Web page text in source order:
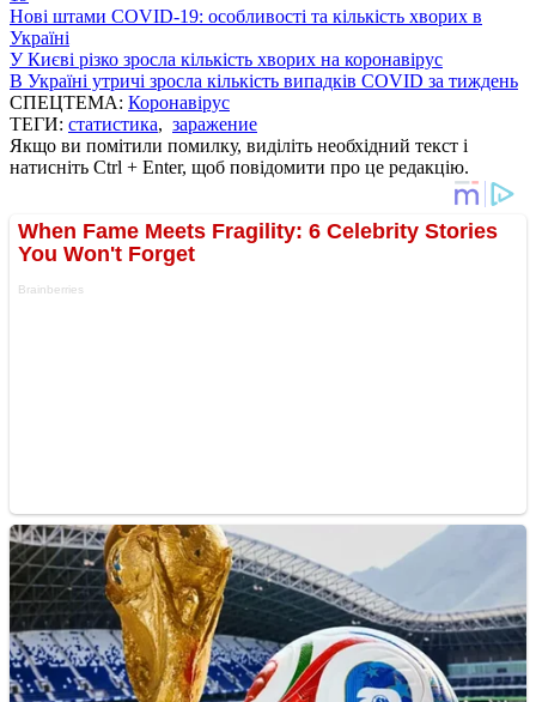
Нові штами COVID-19: особливості та кількість хворих в
Україні
У Києві різко зросла кількість хворих на коронавірус
В Україні утричі зросла кількість випадків COVID за тиждень
СПЕЦТЕМА: Коронавірус
ТЕГИ: статистика, заражение
Якщо ви помітили помилку, виділіть необхідний текст і
натисніть Ctrl + Enter, щоб повідомити про це редакцію.